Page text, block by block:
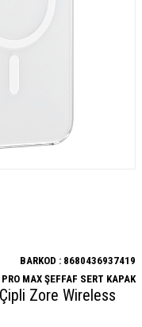
BARKOD : 8680436937419
MAX ŞEFFAF SERT KAPAK
Zore Wireless